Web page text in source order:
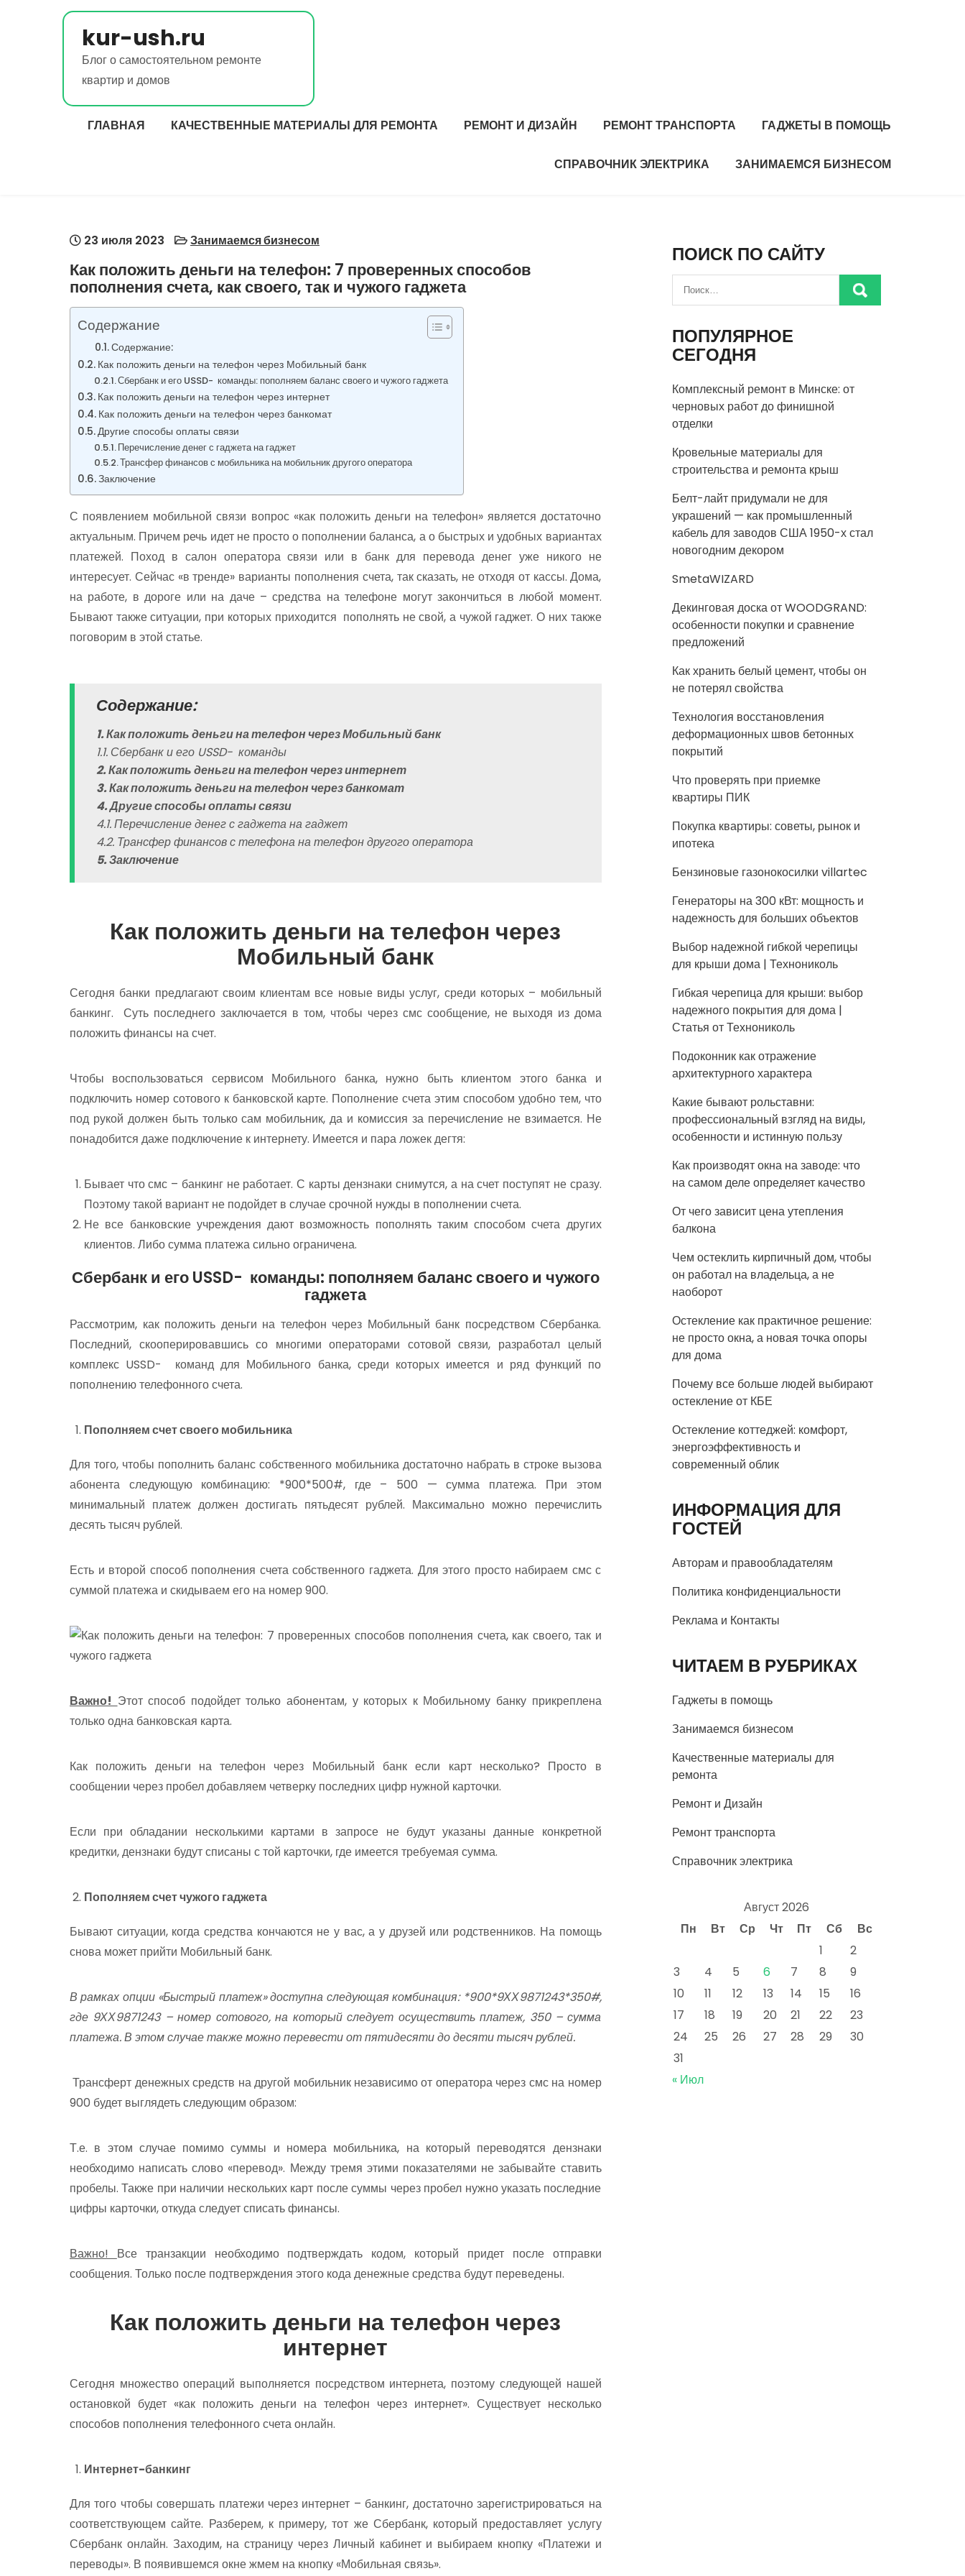
kur-ush.ru
Блог о самостоятельном ремонте
квартир и домов
ГЛАВНАЯ КАЧЕСТВЕННЫЕ МАТЕРИАЛЫ ДЛЯ РЕМОНТА РЕМОНТ И ДИЗАЙН РЕМОНТ ТРАНСПОРТА ГАДЖЕТЫ В ПОМОЩЬ
СПРАВОЧНИК ЭЛЕКТРИКА ЗАНИМАЕМСЯ БИЗНЕСОМ
23 июля 2023 Занимаемся бизнесом
Как положить деньги на телефон: 7 проверенных способов
пополнения счета, как своего, так и чужого гаджета
Содержание
Содержание:
Как положить деньги на телефон через Мобильный банк
Сбербанк и его USSD- команды: пополняем баланс своего и чужого гаджета
Как положить деньги на телефон через интернет
Как положить деньги на телефон через банкомат
Другие способы оплаты связи
Перечисление денег с гаджета на гаджет
Трансфер финансов с мобильника на мобильник другого оператора
Заключение
С появлением мобильной связи вопрос «как положить деньги на телефон» является достаточно
актуальным. Причем речь идет не просто о пополнении баланса, а о быстрых и удобных вариантах
платежей. Поход в салон оператора связи или в банк для перевода денег уже никого не
интересует. Сейчас «в тренде» варианты пополнения счета, так сказать, не отходя от кассы. Дома,
на работе, в дороге или на даче – средства на телефоне могут закончиться в любой момент.
Бывают также ситуации, при которых приходится пополнять не свой, а чужой гаджет. О них также
поговорим в этой статье.
Содержание:
1. Как положить деньги на телефон через Мобильный банк
1.1. Сбербанк и его USSD- команды
2. Как положить деньги на телефон через интернет
3. Как положить деньги на телефон через банкомат
4. Другие способы оплаты связи
4.1. Перечисление денег с гаджета на гаджет
4.2. Трансфер финансов с телефона на телефон другого оператора
5. Заключение
Как положить деньги на телефон через
Мобильный банк
Сегодня банки предлагают своим клиентам все новые виды услуг, среди которых – мобильный
банкинг. Суть последнего заключается в том, чтобы через смс сообщение, не выходя из дома
положить финансы на счет.
Чтобы воспользоваться сервисом Мобильного банка, нужно быть клиентом этого банка и
подключить номер сотового к банковской карте. Пополнение счета этим способом удобно тем, что
под рукой должен быть только сам мобильник, да и комиссия за перечисление не взимается. Не
понадобится даже подключение к интернету. Имеется и пара ложек дегтя:
Бывает что смс – банкинг не работает. С карты дензнаки снимутся, а на счет поступят не сразу.
Поэтому такой вариант не подойдет в случае срочной нужды в пополнении счета.
Не все банковские учреждения дают возможность пополнять таким способом счета других
клиентов. Либо сумма платежа сильно ограничена.
Сбербанк и его USSD- команды: пополняем баланс своего и чужого
гаджета
Рассмотрим, как положить деньги на телефон через Мобильный банк посредством Сбербанка.
Последний, скооперировавшись со многими операторами сотовой связи, разработал целый
комплекс USSD- команд для Мобильного банка, среди которых имеется и ряд функций по
пополнению телефонного счета.
Пополняем счет своего мобильника
Для того, чтобы пополнить баланс собственного мобильника достаточно набрать в строке вызова
абонента следующую комбинацию: *900*500#, где – 500 — сумма платежа. При этом
минимальный платеж должен достигать пятьдесят рублей. Максимально можно перечислить
десять тысяч рублей.
Есть и второй способ пополнения счета собственного гаджета. Для этого просто набираем смс с
суммой платежа и скидываем его на номер 900.
Важно! Этот способ подойдет только абонентам, у которых к Мобильному банку прикреплена
только одна банковская карта.
Как положить деньги на телефон через Мобильный банк если карт несколько? Просто в
сообщении через пробел добавляем четверку последних цифр нужной карточки.
Если при обладании несколькими картами в запросе не будут указаны данные конкретной
кредитки, дензнаки будут списаны с той карточки, где имеется требуемая сумма.
Пополняем счет чужого гаджета
Бывают ситуации, когда средства кончаются не у вас, а у друзей или родственников. На помощь
снова может прийти Мобильный банк.
В рамках опции «Быстрый платеж» доступна следующая комбинация: *900*9ХХ9871243*350#,
где 9ХХ9871243 – номер сотового, на который следует осуществить платеж, 350 – сумма
платежа. В этом случае также можно перевести от пятидесяти до десяти тысяч рублей.
Трансферт денежных средств на другой мобильник независимо от оператора через смс на номер
900 будет выглядеть следующим образом:
Т.е. в этом случае помимо суммы и номера мобильника, на который переводятся дензнаки
необходимо написать слово «перевод». Между тремя этими показателями не забывайте ставить
пробелы. Также при наличии нескольких карт после суммы через пробел нужно указать последние
цифры карточки, откуда следует списать финансы.
Важно! Все транзакции необходимо подтверждать кодом, который придет после отправки
сообщения. Только после подтверждения этого кода денежные средства будут переведены.
Как положить деньги на телефон через
интернет
Сегодня множество операций выполняется посредством интернета, поэтому следующей нашей
остановкой будет «как положить деньги на телефон через интернет». Существует несколько
способов пополнения телефонного счета онлайн.
Интернет-банкинг
Для того чтобы совершать платежи через интернет – банкинг, достаточно зарегистрироваться на
соответствующем сайте. Разберем, к примеру, тот же Сбербанк, который предоставляет услугу
Сбербанк онлайн. Заходим, на страницу через Личный кабинет и выбираем кнопку «Платежи и
переводы». В появившемся окне жмем на кнопку «Мобильная связь».
ПОИСК ПО САЙТУ
ПОПУЛЯРНОЕ
СЕГОДНЯ
Комплексный ремонт в Минске: от
черновых работ до финишной
отделки
Кровельные материалы для
строительства и ремонта крыш
Белт-лайт придумали не для
украшений — как промышленный
кабель для заводов США 1950-х стал
новогодним декором
SmetaWIZARD
Декинговая доска от WOODGRAND:
особенности покупки и сравнение
предложений
Как хранить белый цемент, чтобы он
не потерял свойства
Технология восстановления
деформационных швов бетонных
покрытий
Что проверять при приемке
квартиры ПИК
Покупка квартиры: советы, рынок и
ипотека
Бензиновые газонокосилки villartec
Генераторы на 300 кВт: мощность и
надежность для больших объектов
Выбор надежной гибкой черепицы
для крыши дома | Технониколь
Гибкая черепица для крыши: выбор
надежного покрытия для дома |
Статья от Технониколь
Подоконник как отражение
архитектурного характера
Какие бывают рольставни:
профессиональный взгляд на виды,
особенности и истинную пользу
Как производят окна на заводе: что
на самом деле определяет качество
От чего зависит цена утепления
балкона
Чем остеклить кирпичный дом, чтобы
он работал на владельца, а не
наоборот
Остекление как практичное решение:
не просто окна, а новая точка опоры
для дома
Почему все больше людей выбирают
остекление от КБЕ
Остекление коттеджей: комфорт,
энергоэффективность и
современный облик
ИНФОРМАЦИЯ ДЛЯ
ГОСТЕЙ
Авторам и правообладателям
Политика конфиденциальности
Реклама и Контакты
ЧИТАЕМ В РУБРИКАХ
Гаджеты в помощь
Занимаемся бизнесом
Качественные материалы для
ремонта
Ремонт и Дизайн
Ремонт транспорта
Справочник электрика
Август 2026
Пн
Вт Ср Чт Пт Сб
Вс
1
2
3
4 5 6 7 8
9
10
11 12 13 14 15
16
17
18 19 20 21 22
23
24
25 26 27 28 29
30
31
« Июл